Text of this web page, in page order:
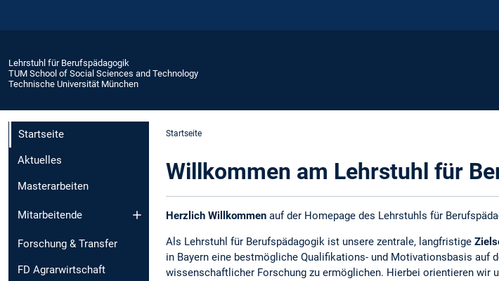
Lehrstuhl für Berufspädagogik
TUM School of Social Sciences and Technology
Technische Universität München
Startseite
Aktuelles
Masterarbeiten
Mitarbeitende
Forschung & Transfer
FD Agrarwirtschaft
Startseite
Willkommen am Lehrstuhl für
Herzlich Willkommen auf der Homepage des Lehrstuhls für
Als Lehrstuhl für Berufspädagogik ist unsere zentrale, langfristige
in Bayern eine bestmögliche Qualifikations- und Motivationsbasis auf
wissenschaftlicher Forschung zu ermöglichen. Hierbei orientieren wir